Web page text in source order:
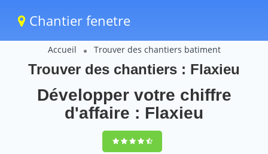
Chantier fenetre
Accueil Trouver des chantiers batiment
Trouver des chantiers : Flaxieu
Développer votre chiffre
d'affaire : Flaxieu